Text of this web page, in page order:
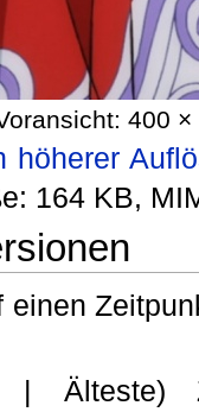
400
höherer
164 KB,
einen
| Älteste)